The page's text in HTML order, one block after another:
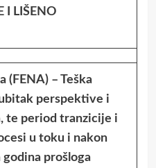
I LIŠENO
(FENA) – Teška
perspektive i
te period tranzicije i
u toku i nakon
prošloga